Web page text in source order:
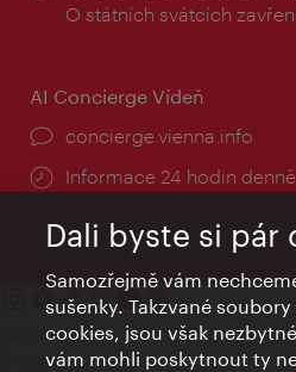
doba:
O státních svátcích
AI Concierge Vídeň
concierge.vienna.info
Informace 24 hodin denně
Kontakty
Credits
Dali byste si pár
Samozřejmě vám
sušenky. Takzvané
cookies, jsou však
vám mohli poskytnout ty